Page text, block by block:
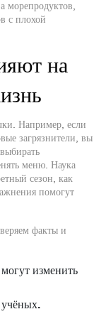
морепродуктов,
с плохой
на
Например, если
загрязнители, вы
меню. Наука
сезон, как
помогут
факты и
изменить
учёных.